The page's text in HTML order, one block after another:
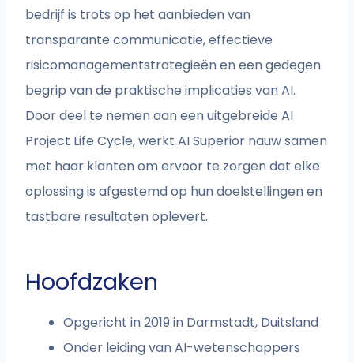
bedrijf is trots op het aanbieden van
transparante communicatie, effectieve
risicomanagementstrategieën en een gedegen
begrip van de praktische implicaties van AI.
Door deel te nemen aan een uitgebreide AI
Project Life Cycle, werkt AI Superior nauw samen
met haar klanten om ervoor te zorgen dat elke
oplossing is afgestemd op hun doelstellingen en
tastbare resultaten oplevert.
Hoofdzaken
Opgericht in 2019 in Darmstadt, Duitsland
Onder leiding van AI-wetenschappers